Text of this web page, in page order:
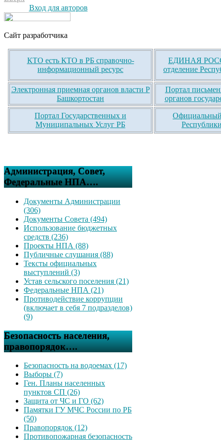
Вход для авторов
Сайт разработчика
КТО есть КТО в РБ справочно-
информационный ресурс
ЕДИНАЯ
отделение
Электронная приемная органов власти Р
Башкортостан
Портал
органов
Портал Государственных и
Муниципальных Услуг РБ
Официальный
Администрация, Совет,
Федеральные НПА….
Документы Администрации
(306)
Документы Совета (494)
Использование бюджетных
средств (236)
Проекты НПА (88)
Публичные слушания (88)
Тексты официальных
выступлений (3)
Устав сельского поселения (21)
Федеральные НПА (21)
Противодействие коррупции
(включает в себя 7 подразделов)
(9)
Безопасность населения,
правопорядок….
Безопасность на водоемах (17)
Выборы (7)
Ген. Планы населенных
пунктов СП (26)
Защита от ЧС и ГО (62)
Памятки ГУ МЧС России по РБ
(50)
Правопорядок (12)
Противопожарная безопасность